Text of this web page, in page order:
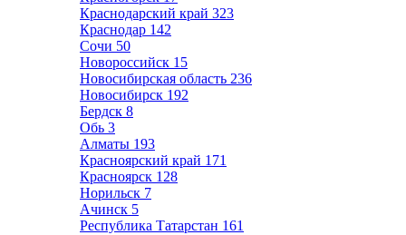
Краснодарский край 323
Краснодар 142
Сочи 50
Новороссийск 15
Новосибирская область 236
Новосибирск 192
Бердск 8
Обь 3
Алматы 193
Красноярский край 171
Красноярск 128
Норильск 7
Ачинск 5
Республика Татарстан 161